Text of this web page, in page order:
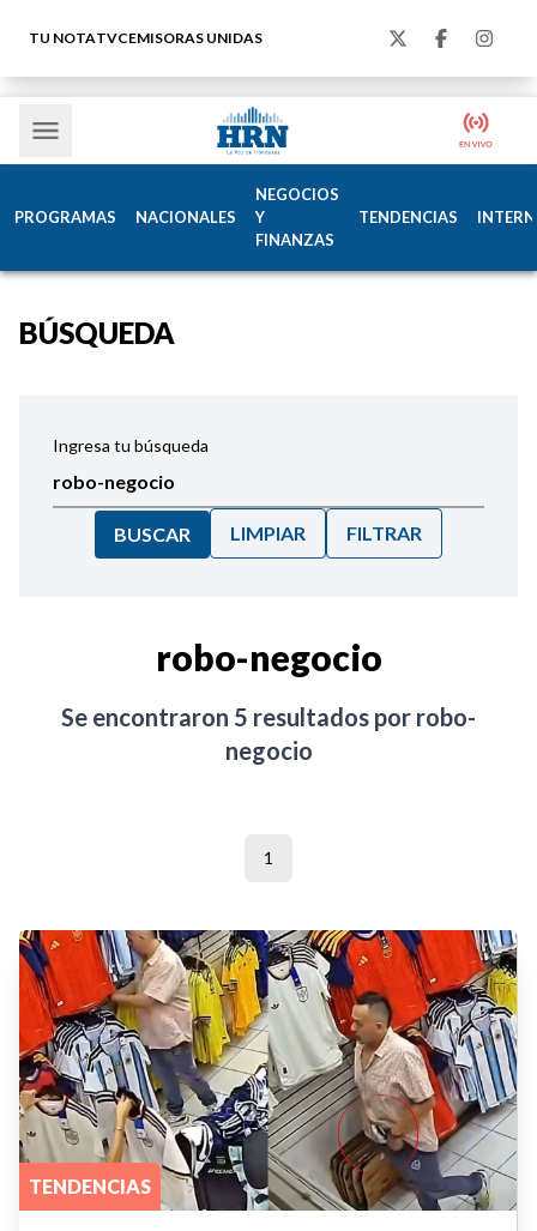
TU NOTATVCEMISORAS UNIDAS
PROGRAMAS NACIONALES
NEGOCIOS
Y
FINANZAS
TENDENCIAS
BÚSQUEDA
Ingresa tu búsqueda
BUSCAR LIMPIAR FILTRAR
robo-negocio
Se encontraron 5 resultados por robo-
negocio
1
TENDENCIAS